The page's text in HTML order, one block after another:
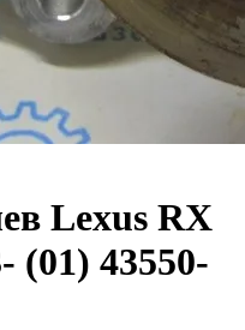
Lexus RX
(01) 43550-